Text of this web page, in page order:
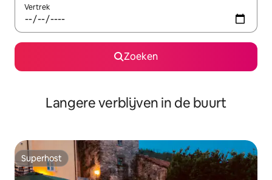
Vertrek
Zoeken
Langere verblijven in de buurt
Superhost
Superhost